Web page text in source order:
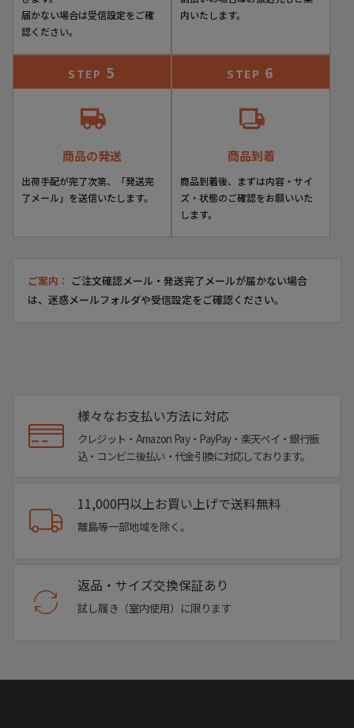
届かない場合は受信設定をご確
認ください。
内いたします。
STEP 5
商品の発送
出荷手配が完了次第、「発送完
了メール」を送信いたします。
STEP 6
商品到着
商品到着後、まずは内容・サイ
ズ・状態のご確認をお願いいた
します。
ご案内： ご注文確認メール・発送完了メールが届かない場合
は、迷惑メールフォルダや受信設定をご確認ください。
様々なお支払い方法に対応
クレジット・Amazon Pay・PayPay・楽天ペイ・銀行振
込・コンビニ後払い・代金引換に対応しております。
11,000円以上お買い上げで送料無料
離島等一部地域を除く。
返品・サイズ交換保証あり
試し履き（室内使用）に限ります